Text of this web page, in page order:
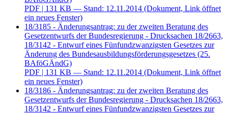
PDF | 131 KB — Stand: 12.11.2014 (Dokument, Link öffnet
ein neues Fenster)
18/3185 - Änderungsantrag: zu der zweiten Beratung des
Gesetzentwurfs der Bundesregierung - Drucksachen 18/2663,
18/3142 - Entwurf eines Fünfundzwanzigsten Gesetzes zur
Änderung des Bundesausbildungsförderungsgesetzes (25.
BAföGÄndG)
PDF | 131 KB — Stand: 12.11.2014 (Dokument, Link öffnet
ein neues Fenster)
18/3186 - Änderungsantrag: zu der zweiten Beratung des
Gesetzentwurfs der Bundesregierung - Drucksachen 18/2663,
18/3142 - Entwurf eines Fünfundzwanzigsten Gesetzes zur